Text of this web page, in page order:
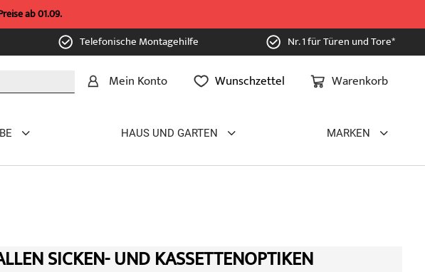
ab 01.09.
Telefonische Montagehilfe Nr. 1 für Türen und Tore*
Warenkorb
Mein Konto Wunschzettel
HAUS UND GARTEN MARKEN
SICKEN- UND KASSETTENOPTIKEN